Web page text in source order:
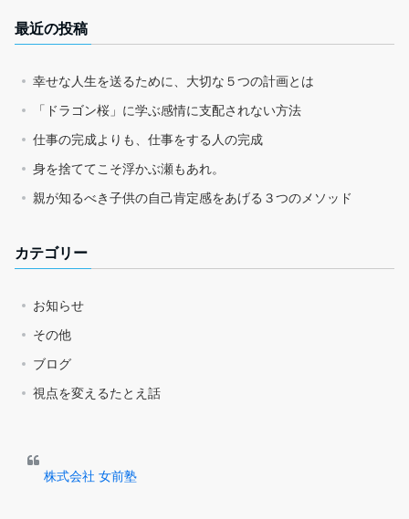
最近の投稿
幸せな人生を送るために、大切な５つの計画とは
「ドラゴン桜」に学ぶ感情に支配されない方法
仕事の完成よりも、仕事をする人の完成
身を捨ててこそ浮かぶ瀬もあれ。
親が知るべき子供の自己肯定感をあげる３つのメソッド
カテゴリー
お知らせ
その他
ブログ
視点を変えるたとえ話
株式会社 女前塾